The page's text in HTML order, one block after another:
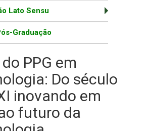
Lato Sensu
Graduação
PPG em
Do século
inovando em
futuro da